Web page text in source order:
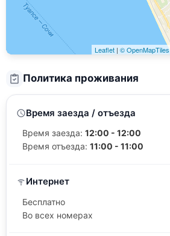
Leaflet | © OpenMapTiles
Политика проживания
Время заезда / отъезда
Время заезда: 12:00 - 12:00
Время отъезда: 11:00 - 11:00
Интернет
Бесплатно
Во всех номерах